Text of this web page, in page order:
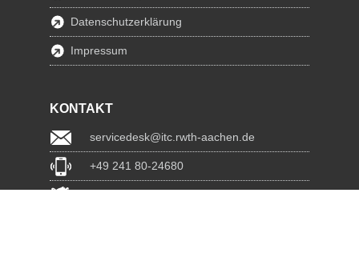
Datenschutzerklärung
Impressum
KONTAKT
servicedesk@itc.rwth-aachen.de
+49 241 80-24680